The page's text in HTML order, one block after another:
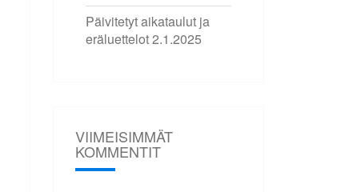
Päivitetyt aikataulut ja
eräluettelot2.1.2025
VIIMEISIMMÄT
KOMMENTIT